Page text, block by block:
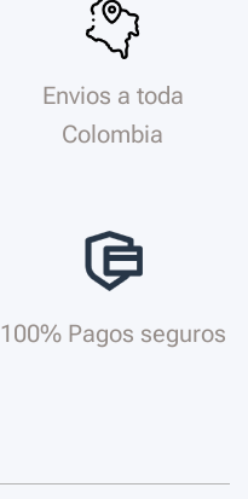
Envios a toda
Colombia
100% Pagos seguros